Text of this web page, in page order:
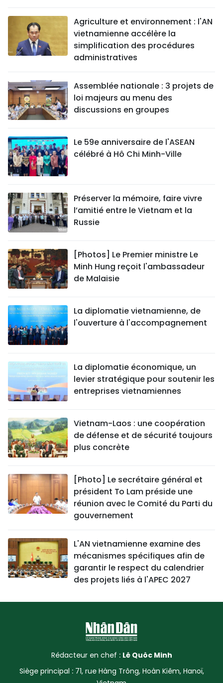
Agriculture et environnement : l'AN
vietnamienne accélère la
simplification des procédures
administratives
Assemblée nationale : 3 projets de
loi majeurs au menu des
discussions en groupes
Le 59e anniversaire de l'ASEAN
célébré à Hô Chi Minh-Ville
Préserver la mémoire, faire vivre
l’amitié entre le Vietnam et la
Russie
[Photos] Le Premier ministre Le
Minh Hung reçoit l'ambassadeur
de Malaisie
La diplomatie vietnamienne, de
l'ouverture à l'accompagnement
La diplomatie économique, un
levier stratégique pour soutenir les
entreprises vietnamiennes
Vietnam-Laos : une coopération
de défense et de sécurité toujours
plus concrète
[Photo] Le secrétaire général et
président To Lam préside une
réunion avec le Comité du Parti du
gouvernement
L'AN vietnamienne examine des
mécanismes spécifiques afin de
garantir le respect du calendrier
des projets liés à l'APEC 2027
Rédacteur en chef : Lê Quôc Minh
Siège principal : 71, rue Hàng Trông, Hoàn Kiêm, Hanoï,